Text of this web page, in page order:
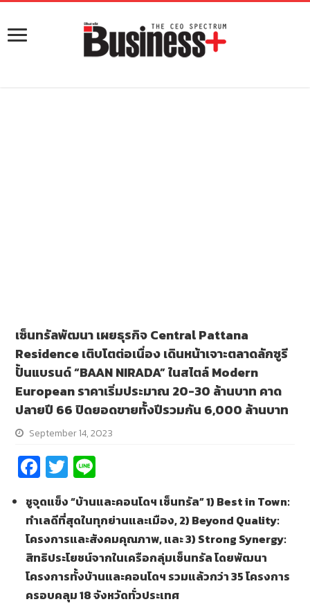
เซ็นทรัลพัฒนา เผยธุรกิจ Central Pattana
Residence เติบโตต่อเนื่อง เดินหน้าเจาะตลาดลักซูรี
ปั้นแบรนด์ “BAAN NIRADA” ในสไตล์ Modern
European ราคาเริ่มประมาณ 20-30 ล้านบาท คาด
ปลายปี 66 ปิดยอดขายทั้งปีรวมกัน 6,000 ล้านบาท
September 14, 2023
Fa
ce
b
o
o
k
T
wi
tt
er
e
ชูจุดแข็ง “บ้านและคอนโดฯ เซ็นทรัล”1) Best in Town:
ทำเลดีที่สุดในทุกย่านและเมือง, 2) Beyond Quality:
โครงการและสังคมคุณภาพ, และ 3) Strong Synergy:
สิทธิประโยชน์จากในเครือกลุ่มเซ็นทรัล โดยพัฒนา
โครงการทั้งบ้านและคอนโดฯ รวมแล้วกว่า 35 โครงการ
ครอบคลุม 18 จังหวัดทั่วประเทศ